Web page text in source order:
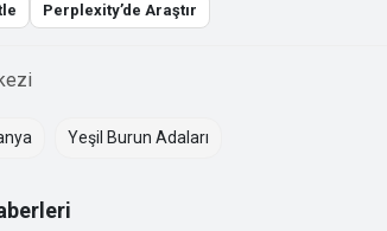
Perplexity’de Araştır
Yeşil Burun Adaları